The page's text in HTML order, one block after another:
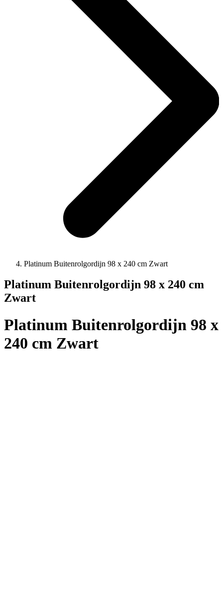
Platinum Buitenrolgordijn 98 x 240 cm Zwart
Platinum Buitenrolgordijn 98 x 240 cm
Zwart
Platinum Buitenrolgordijn 98 x
240 cm Zwart